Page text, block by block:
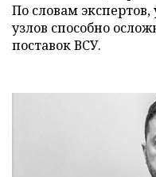
По словам
узлов способно
поставок ВСУ.